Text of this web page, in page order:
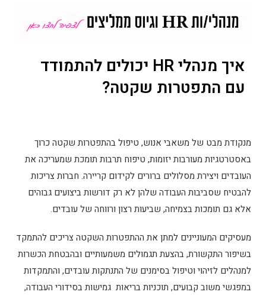
איך מנהלי HR יכולים להתמודד
עם התפטרות שקטה?
מנקודת מבט של משאבי אנוש, טיפול בהתפטרות שקטה כרוך
באסטרטגיות מעורבות יזומות, טיפוח תרבות תומכת שמעריכה את
העובדים ויצירת מסלולים ברורים לקידום קריירה. חברות צריכות
להבטיח שסביבות העבודה שלהן לא רק דורשות ביצועים גבוהים
אלא גם תומכות בצמיחה, שביעות רצון ורווחה של עובדים.
מעסיקים המעוניינים למתן את ההתפטרות השקטה צריכים להתמקד
בשיפור התקשורת, בהצעת תגמולים משמעותיים ובהבטחת הכשרות
למנהלים לזיהוי וטיפול בסימנים של התנתקות עובדים, והתמקדות
במפגשי משוב קבועים, תוכניות בריאות גמישות בסידורי העבודה,